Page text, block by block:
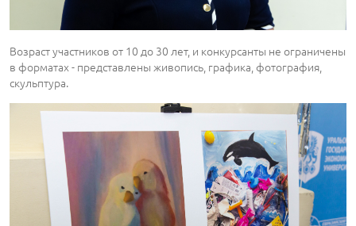
Возраст участников от 10 до 30 лет, и конкурсанты не ограничены
в форматах - представлены живопись, графика, фотография,
скульптура.